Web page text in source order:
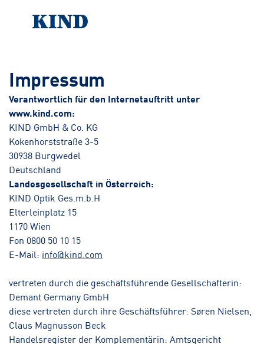
Impressum
Verantwortlich für den Internetauftritt unter
www.kind.com:
KIND GmbH & Co. KG
Kokenhorststraße 3-5
30938 Burgwedel
Deutschland
Landesgesellschaft in Österreich:
KIND Optik Ges.m.b.H
Elterleinplatz 15
1170 Wien
Fon 0800 50 10 15
E-Mail: info@kind.com
vertreten durch die geschäftsführende Gesellschafterin:
Demant Germany GmbH
diese vertreten durch ihre Geschäftsführer: Søren Nielsen,
Claus Magnusson Beck
Handelsregister der Komplementärin: Amtsgericht